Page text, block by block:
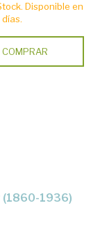
Disponible en
COMPRAR
(1860-1936)